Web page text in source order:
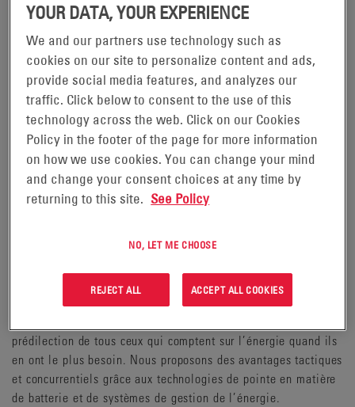
Les robustes batteries stationnaires EnerSys® sont toujours
prêtes à répondre aux exigences du terrain. Qu’il s’agisse
d’une plate-forme de combat, d’un système d’assistance
logistique, d’un véhicule d’assaut amphibie, d’un système de
communication ou d’un générateur durci, notre technologie
TPPL (Thin Plate Pure Lead, plaques fines en plomb pur)
leurs caractéristiques, comme une puissance de démarrage
une grande durée, de bonnes performances en cyclage avec
décharge profonde, une grande résistance aux vibrations et
prédilection de tous ceux qui comptent sur l’énergie quand ils
en ont le plus besoin. Nous proposons des avantages tactiques
et concurrentiels grâce aux technologies de pointe en matière
de batterie et de systèmes de gestion de l’énergie.
YOUR DATA, YOUR EXPERIENCE
We and our partners use technology such as
cookies on our site to personalize content and ads,
provide social media features, and analyzes our
traffic. Click below to consent to the use of this
technology across the web. Click on our Cookies
Policy in the footer of the page for more information
on how we use cookies. You can change your mind
and change your consent choices at any time by
returning to this site. See Policy
NO, LET ME CHOOSE
REJECT ALL ACCEPT ALL COOKIES